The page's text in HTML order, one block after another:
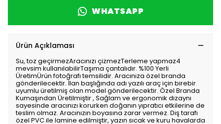
WHATSAPP
Ürün Açıklaması
Su, toz geçirmezAracınızı çizmezTerleme yapmaz4
mevsim kullanılabilirTaşıma çantalıdır. %100 Yerli
ÜretimÜrün fotoğrafı temsilidir. Aracınıza özel branda
gönderilecektir. İlan başlığında adı yazılı araç için birebir
uyumlu üretilmiş olan model gönderilecektir. Özel Branda
Kumaşından Üretilmiştir , Sağlam ve ergonomik dizaynı
sayesinde aracınızı korurken doğanın yıpratıcı etkilerine de
teslim olmaz. Aracınızın boyasına zarar vermez. Dış tarafı
özel PVC ile lamine edilmiştir, yazın sıcak ve kuru havalarda